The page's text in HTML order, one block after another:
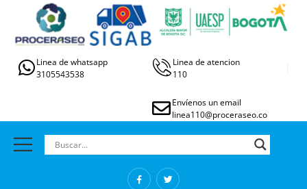
Linea de whatsapp
3105543538
Linea de atencion
110
Envíenos un email
linea110@proceraseo.co